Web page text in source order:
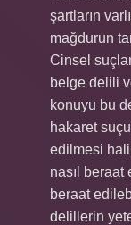
şartların
mağdurun
Cinsel
belge delili
konuyu bu
hakaret
edilmesi
nasıl
beraat
delillerin